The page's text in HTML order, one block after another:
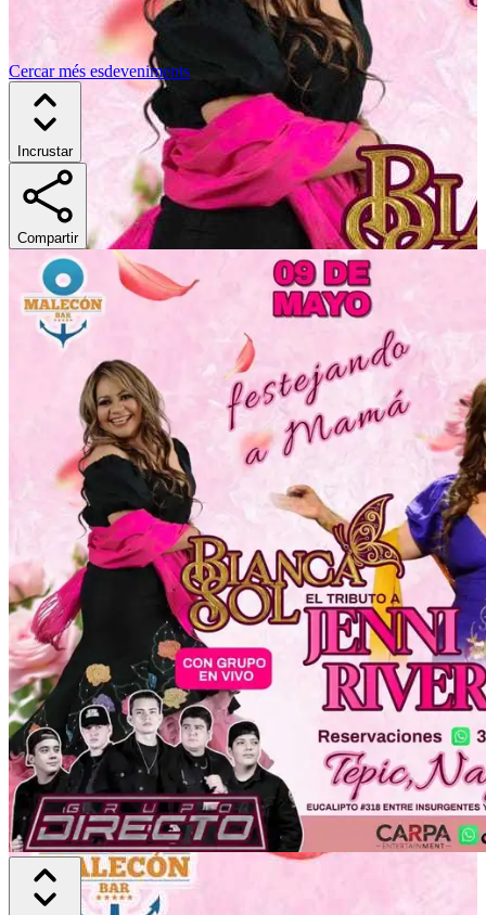
Cercar més esdeveniments
Incrustar
Compartir